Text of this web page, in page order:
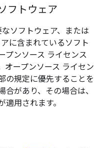
フトウェア
ソフトウェア、または
に含まれているソフト
プンソース ライセンス
オープンソース ライセン
の規定に優先することを
合があり、その場合は、
用されます。